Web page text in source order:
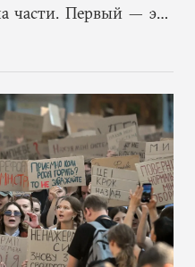
части. Первый — это
эскалация влечет за
в принятии